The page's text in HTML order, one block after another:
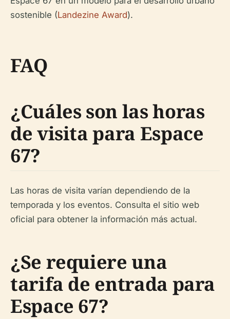
sostenible (Landezine Award).
FAQ
¿Cuáles son las horas
de visita para Espace
67?
Las horas de visita varían dependiendo de la
temporada y los eventos. Consulta el sitio web
oficial para obtener la información más actual.
¿Se requiere una
tarifa de entrada para
Espace 67?